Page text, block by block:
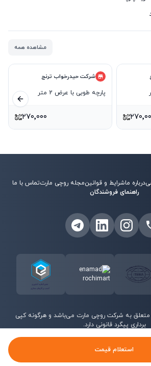
مشاهده همه
شرکت حیدرخواب ترنج
پارچه طوبی با عرض 2 متر
۲۷۰٬۰۰۰
اسلاید قبلی
استعلام قیمت
درباره ماشرایط و قوانینمجله روچی مارتتماس با ما
راهنمای فروشندگان
به شرکت روچی مارت می‌باشد و هرگونه کپی
برداری پیگرد قانونی دارد.
مارت - تمامی حقوق محفوظ است.